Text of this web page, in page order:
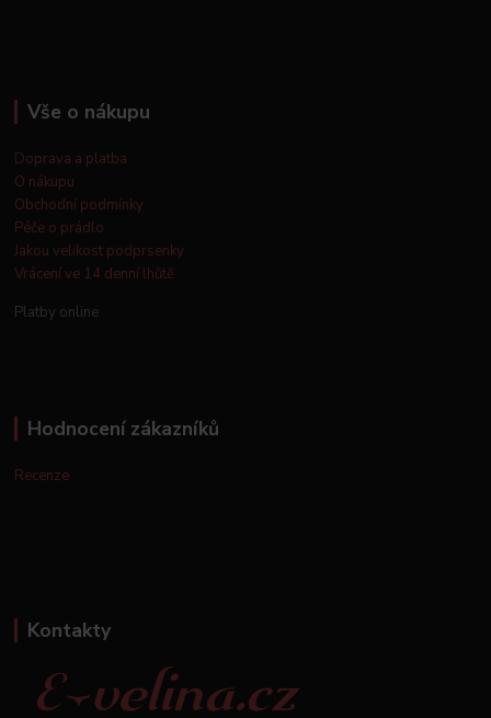
Vše o nákupu
Doprava a platba
O nákupu
Obchodní podmínky
Péče o prádlo
Jakou velikost podprsenky
Vrácení ve 14 denní lhůtě
Platby online
Hodnocení zákazníků
Recenze
Kontakty